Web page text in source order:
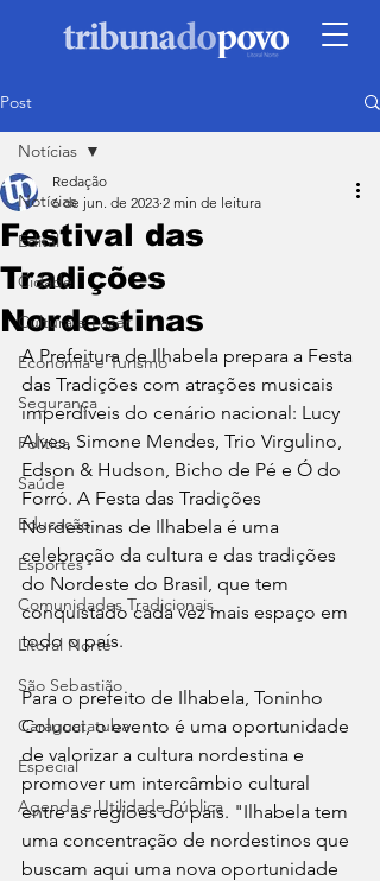
Post
Notícias
Edital
Cidade
Cultura e Lazer
Economia e Turismo
Segurança
Política
Saúde
Educação
Esportes
Comunidades Tradicionais
Litoral Norte
São Sebastião
Caraguatatuba
Especial
Agenda e Utilidade Pública
Notícias
Festival das
Tradições
Nordestinas
Redação
6 de jun. de 2023 2 min de leitura
A Prefeitura de Ilhabela prepara a Festa
das Tradições com atrações musicais
imperdíveis do cenário nacional: Lucy
Alves, Simone Mendes, Trio Virgulino,
Edson & Hudson, Bicho de Pé e Ó do
Forró. A Festa das Tradições
Nordestinas de Ilhabela é uma
celebração da cultura e das tradições
do Nordeste do Brasil, que tem
conquistado cada vez mais espaço em
todo o país.
Para o prefeito de Ilhabela, Toninho
Colucci, o evento é uma oportunidade
de valorizar a cultura nordestina e
promover um intercâmbio cultural
entre as regiões do país. "Ilhabela tem
uma concentração de nordestinos que
buscam aqui uma nova oportunidade